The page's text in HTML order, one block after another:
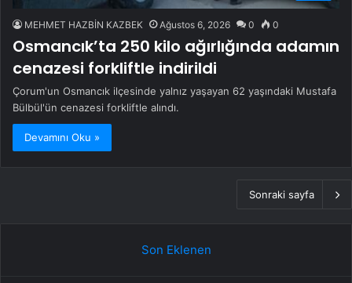
MEHMET HAZBİN KAZBEK Ağustos 6, 2026 0 0
Osmancık’ta 250 kilo ağırlığında adamın
cenazesi forkliftle indirildi
Çorum'un Osmancık ilçesinde yalnız yaşayan 62 yaşındaki Mustafa
Bülbül'ün cenazesi forkliftle alındı.
Devamını Oku »
Sonraki sayfa
Son Eklenen